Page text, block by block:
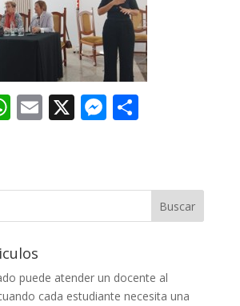
W
s
p
E
l
X M
e
C
p
arBuscar
puede atender un docente al
cada estudiante necesita una